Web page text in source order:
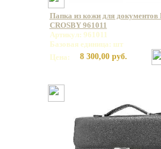
Папка из кожи для документов
CROSBY 961011
Артикул: 961011
Базовая единица: шт
Цена:
8 300,00 руб.